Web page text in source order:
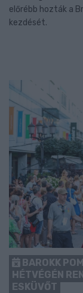
előrébb hozták a
kezdését.
BAROKK
HÉTVÉGÉN
ESKÜVŐT